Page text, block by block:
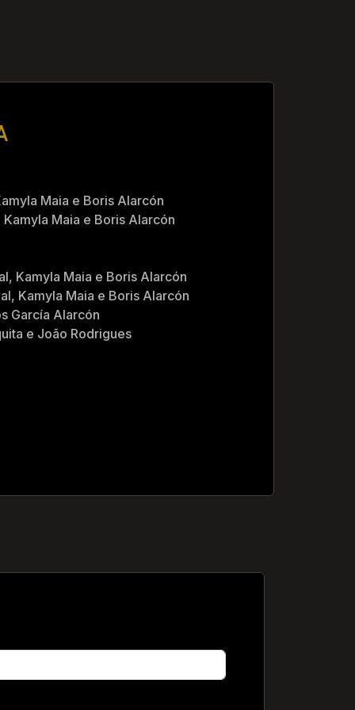
Maia e Boris Alarcón
Kamyla Maia e Boris Alarcón
Kamyla Maia e Boris Alarcón
Kamyla Maia e Boris Alarcón
García Alarcón
e João Rodrigues